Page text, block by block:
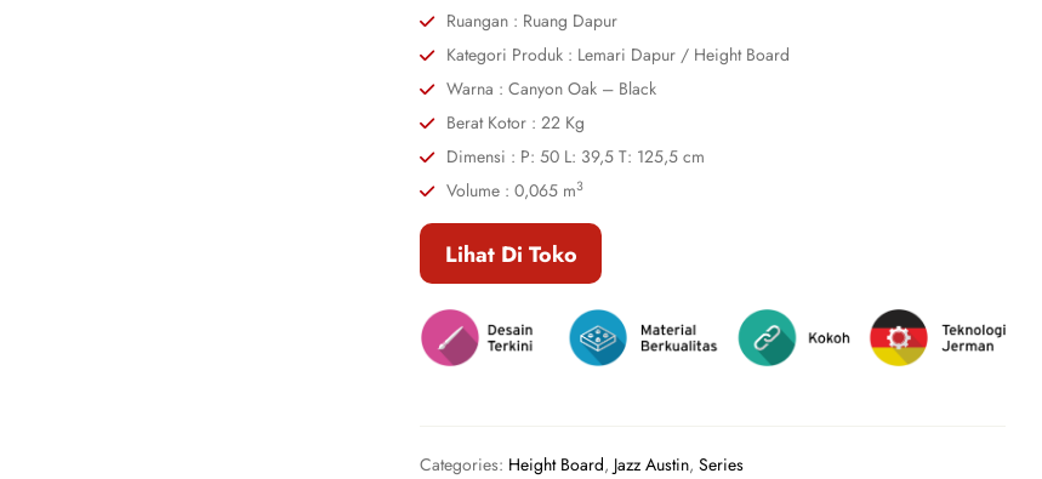
Ruangan : Ruang Dapur
Kategori Produk : Lemari Dapur / Height Board
Warna : Canyon Oak – Black
Berat Kotor : 22 Kg
Dimensi : P: 50 L: 39,5 T: 125,5 cm
Volume : 0,065 m3
Lihat Di Toko
Categories: Height Board, Jazz Austin,Series